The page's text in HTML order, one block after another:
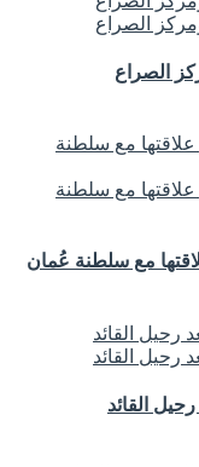
الصراع
مع سلطنة عُمان
القائد